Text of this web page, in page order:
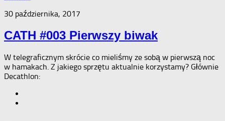
30 października, 2017
CATH #003 Pierwszy biwak
W telegraficznym skrócie co mieliśmy ze sobą w pierwszą noc
w hamakach. Z jakiego sprzętu aktualnie korzystamy? Głównie
Decathlon: